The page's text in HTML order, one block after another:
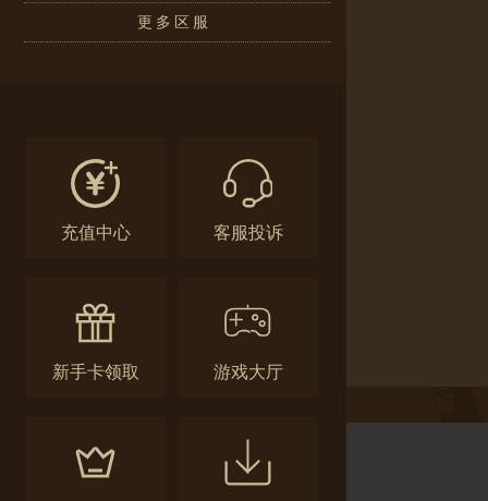
更多区服
充值中心 客服投诉
新手卡领取 游戏大厅